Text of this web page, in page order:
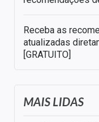
Receba as
atualizadas
[GRATUITO]
MAIS LIDAS